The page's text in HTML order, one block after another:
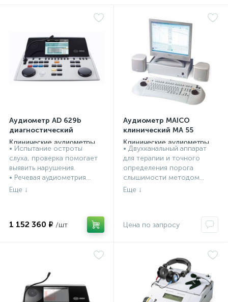
Аудиометр AD 629b
диагностический
Клинические аудиометры
• Испытание остроты
слуха, проверка помогает
выявить нарушения.
• Речевая аудиометрия...
1 152 360 ₽
Аудиометр MAICO
клинический MA 55
Клинические аудиометры
• Двухканальный аппарат
для терапии и точного
определения порога
слышимости методом...